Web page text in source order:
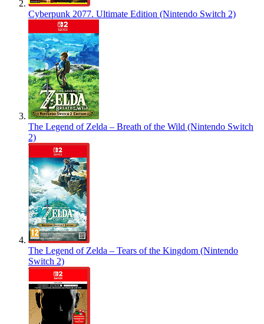
Cyberpunk 2077. Ultimate Edition (Nintendo Switch 2)
The Legend of Zelda – Breath of the Wild (Nintendo Switch
2)
The Legend of Zelda – Tears of the Kingdom (Nintendo
Switch 2)